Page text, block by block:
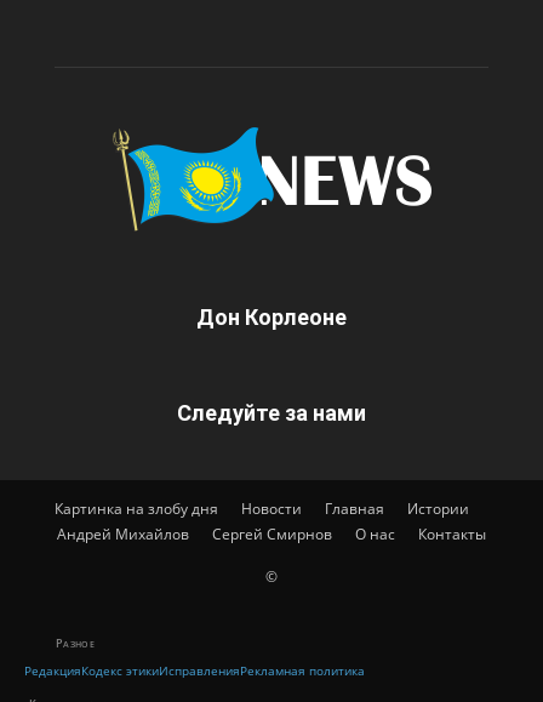
Дон Корлеоне
Следуйте за нами
Картинка на злобу дня Новости Главная
Истории
Андрей Михайлов
Сергей Смирнов О нас Контакты
©
Разное
РедакцияКодекс этикиИсправленияРекламная политика